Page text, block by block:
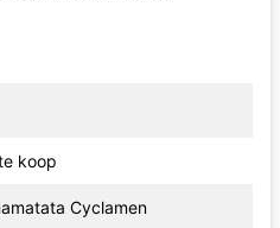
koop
Cyclamen